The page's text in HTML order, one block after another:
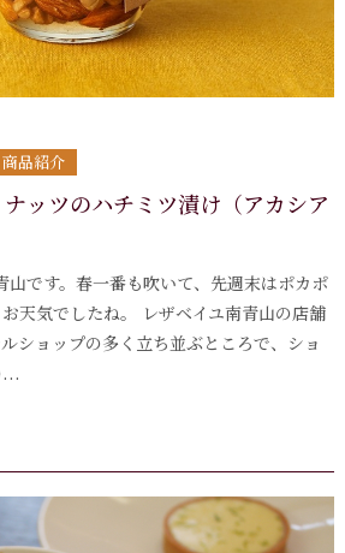
商品紹介
ッツのハチミツ漬け（アカシア
です。春一番も吹いて、先週末はポカポ
天気でしたね。 レザベイユ南青山の店舗
ショップの多く立ち並ぶところで、ショ
...